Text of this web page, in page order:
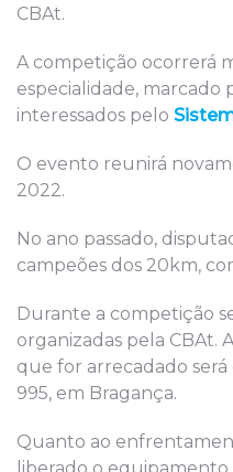
CBAt.
A competição ocorrerá
especialidade, marcado
interessados pelo
O evento reunirá
2022.
No ano passado,
campeões dos 20km,
Durante a competição
organizadas pela CBAt.
que for arrecadado será
995, em Bragança.
Quanto ao